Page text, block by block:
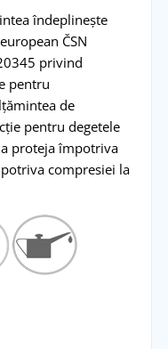
îndeplinește
ČSN
privind
pentru
de
pentru degetele
proteja împotriva
compresiei la